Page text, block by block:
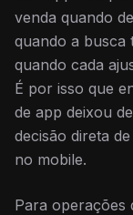
venda quando
quando a busca
quando cada
É por isso que
de app deixou
decisão direta
no mobile.
Para operações